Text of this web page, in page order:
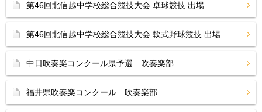
第46回北信越中学校総合競技大会 卓球競技 出場
第46回北信越中学校総合競技大会 軟式野球競技 出場
中日吹奏楽コンクール県予選 吹奏楽部
福井県吹奏楽コンクール 吹奏楽部